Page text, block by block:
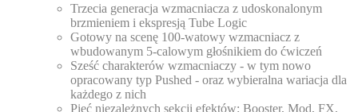
Trzecia generacja wzmacniacza z udoskonalonym
brzmieniem i ekspresją Tube Logic
Gotowy na scenę 100-watowy wzmacniacz z
wbudowanym 5-calowym głośnikiem do ćwiczeń
Sześć charakterów wzmacniaczy - w tym nowo
opracowany typ Pushed - oraz wybieralna wariacja dla
każdego z nich
Pięć niezależnych sekcji efektów: Booster, Mod, FX,